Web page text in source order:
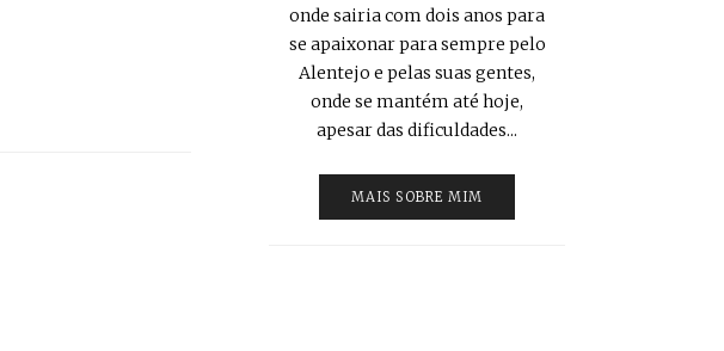
onde sairia com dois anos para
se apaixonar para sempre pelo
Alentejo e pelas suas gentes,
onde se mantém até hoje,
apesar das dificuldades...
MAIS SOBRE MIM